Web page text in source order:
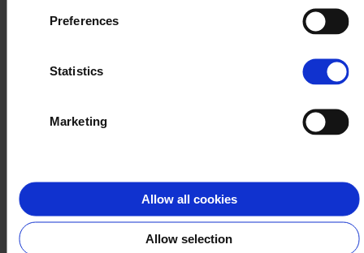
Preferences
Statistics
Marketing
Allow all cookies
Allow selection